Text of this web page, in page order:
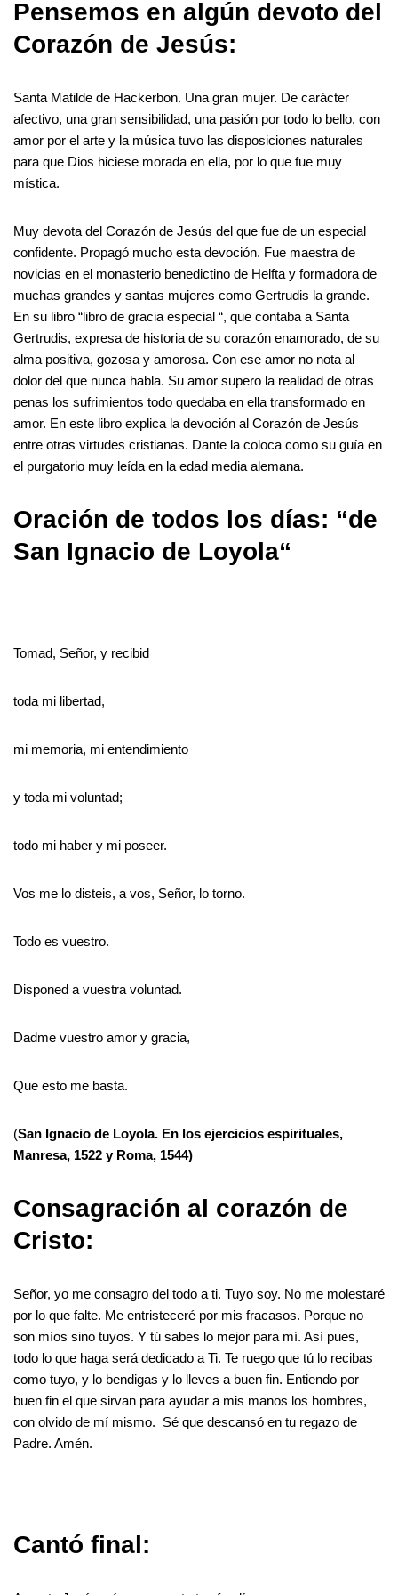
Pensemos en algún devoto del
Corazón de Jesús:
Santa Matilde de Hackerbon. Una gran mujer. De carácter
afectivo, una gran sensibilidad, una pasión por todo lo bello, con
amor por el arte y la música tuvo las disposiciones naturales
para que Dios hiciese morada en ella, por lo que fue muy
mística.
Muy devota del Corazón de Jesús del que fue de un especial
confidente. Propagó mucho esta devoción. Fue maestra de
novicias en el monasterio benedictino de Helfta y formadora de
muchas grandes y santas mujeres como Gertrudis la grande.
En su libro “libro de gracia especial “, que contaba a Santa
Gertrudis, expresa de historia de su corazón enamorado, de su
alma positiva, gozosa y amorosa. Con ese amor no nota al
dolor del que nunca habla. Su amor supero la realidad de otras
penas los sufrimientos todo quedaba en ella transformado en
amor. En este libro explica la devoción al Corazón de Jesús
entre otras virtudes cristianas. Dante la coloca como su guía en
el purgatorio muy leída en la edad media alemana.
Oración de todos los días: “de
San Ignacio de Loyola“
Tomad, Señor, y recibid
toda mi libertad,
mi memoria, mi entendimiento
y toda mi voluntad;
todo mi haber y mi poseer.
Vos me lo disteis, a vos, Señor, lo torno.
Todo es vuestro.
Disponed a vuestra voluntad.
Dadme vuestro amor y gracia,
Que esto me basta.
(San Ignacio de Loyola. En los ejercicios espirituales,
Manresa, 1522 y Roma, 1544)
Consagración al corazón de
Cristo:
Señor, yo me consagro del todo a ti. Tuyo soy. No me molestaré
por lo que falte. Me entristeceré por mis fracasos. Porque no
son míos sino tuyos. Y tú sabes lo mejor para mí. Así pues,
todo lo que haga será dedicado a Ti. Te ruego que tú lo recibas
como tuyo, y lo bendigas y lo lleves a buen fin. Entiendo por
buen fin el que sirvan para ayudar a mis manos los hombres,
con olvido de mí mismo. Sé que descansó en tu regazo de
Padre. Amén.
Cantó final: